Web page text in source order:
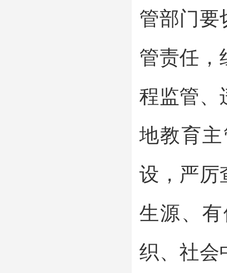
管部门要
管责任，
程监管、
地教育
设，严厉
生源、
织、社会